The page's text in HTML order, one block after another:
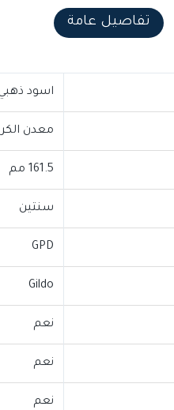
تفاصيل عامة
اسود
معدن
161.5 مم
سنتين
GPD
Gildo
نعم
نعم
نعم